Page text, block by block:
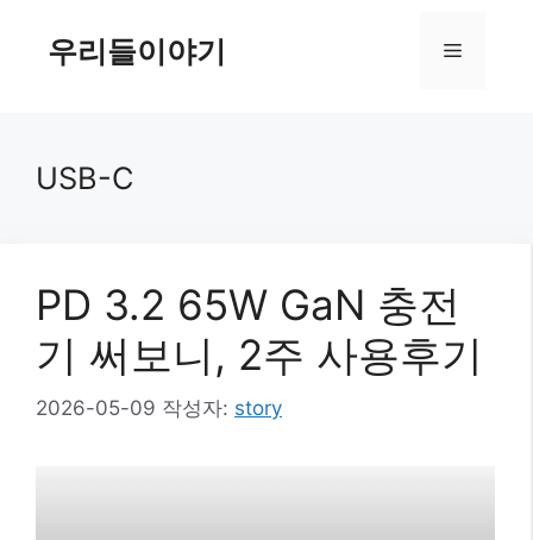
우리들이야기 메
USB-C
PD 3.2 65W GaN 충전
기 써보니, 2주 사용후기
2026-05-09 작성자: story